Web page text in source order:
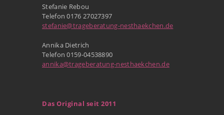
Stefanie Rebou
Telefon 0176 27027397
stefanie@trageberatung-nesthaekchen.de
Annika Dietrich
Telefon 0159-04538890
annika@trageberatung-nesthaekchen.de
Das Original seit 2011